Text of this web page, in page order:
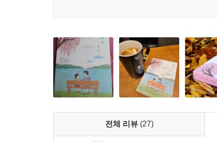
---p.374
전체 리뷰 (27)